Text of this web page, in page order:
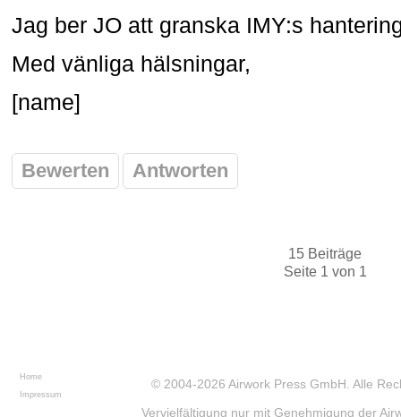
Jag ber JO att granska IMY:s
Med vänliga hälsningar,
[name]
Bewerten Antworten
15 Beiträge
Seite 1 von 1
Home
Impressum
© 2004-2026 Airwork Press GmbH . Alle
Vervielfältigung nur mit Genehmigung der